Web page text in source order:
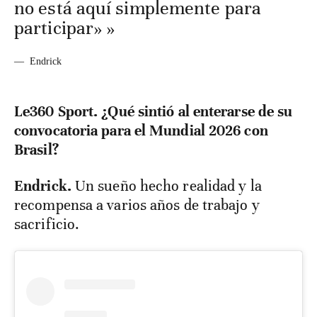
no está aquí simplemente para
participar» »
— Endrick
Le360 Sport. ¿Qué sintió al enterarse de su
convocatoria para el Mundial 2026 con
Brasil?
Endrick. Un sueño hecho realidad y la
recompensa a varios años de trabajo y
sacrificio.